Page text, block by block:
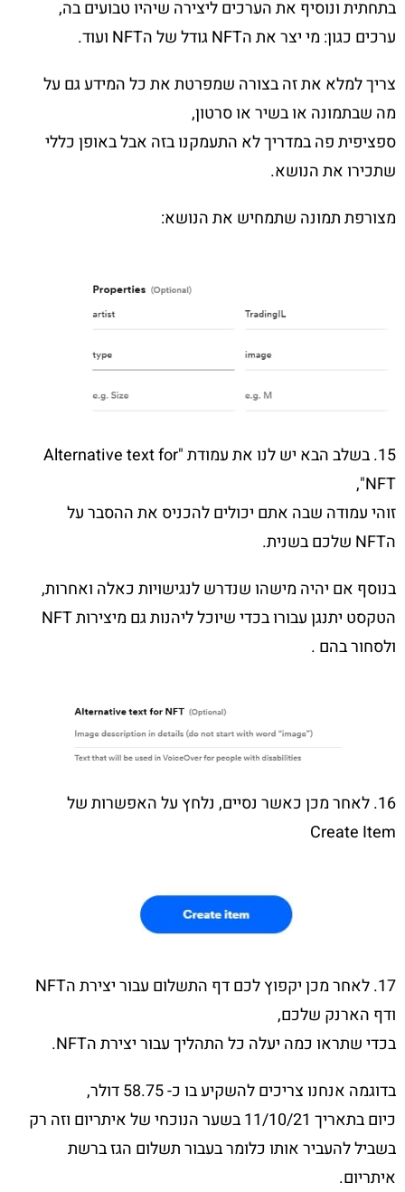
בתחתית ונוסיף את הערכים ליצירה שיהיו טבועים בה,
ערכים כגון: מי יצר את הNFT גודל של הNFT ועוד.
צריך למלא את זה בצורה שמפרטת את כל המידע גם על
מה שבתמונה או בשיר או סרטון,
ספציפית פה במדריך לא התעמקנו בזה אבל באופן כללי
שתכירו את הנושא.
מצורפת תמונה שתמחיש את הנושא:
15. בשלב הבא יש לנו את עמודת "Alternative text for
NFT",
זוהי עמודה שבה אתם יכולים להכניס את ההסבר על
הNFT שלכם בשנית.
בנוסף אם יהיה מישהו שנדרש לנגישויות כאלה ואחרות,
הטקסט יתנגן עבורו בכדי שיוכל ליהנות גם מיצירות NFT
ולסחור בהם .
16. לאחר מכן כאשר נסיים, נלחץ על האפשרות של
Create Item
17. לאחר מכן יקפוץ לכם דף התשלום עבור יצירת הNFT
ודף הארנק שלכם,
בכדי שתראו כמה יעלה כל התהליך עבור יצירת הNFT.
בדוגמה אנחנו צריכים להשקיע בו כ- 58.75 דולר,
כיום בתאריך 11/10/21 בשער הנוכחי של איתריום וזה רק
בשביל להעביר אותו כלומר בעבור תשלום הגז ברשת
איתריום.